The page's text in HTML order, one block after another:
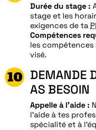
Durée du stage :
stage et les
exigences de ta
Compétences
les compétences
visé.
DEMANDE
AS BESOIN
Appelle à l’aide :
l’aide à tes
spécialité et à